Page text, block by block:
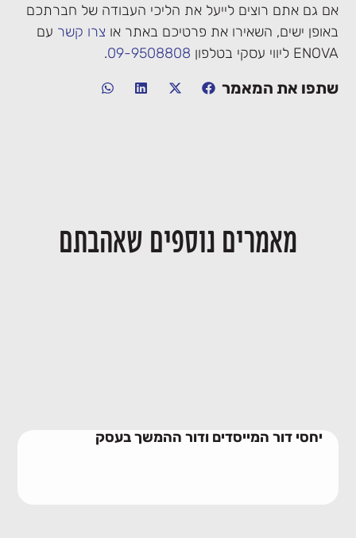
אם גם אתם רוצים לייעל את הליכי העבודה של חברתכם
באופן ישים, השאירו את פרטיכם באתר או צרו קשר עם
ENOVA ליווי עסקי בטלפון
09-9508808
.
שתפו את המאמר
מאמרים נוספים שאהבתם
יחסי דור המייסדים ודור ההמשך בעסק